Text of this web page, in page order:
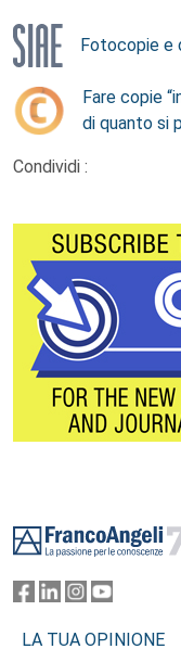
Fotocopie e
Fare copie
di quanto si
Condividi :
LA TUA OPINIONE